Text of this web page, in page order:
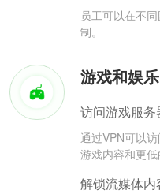
员工可以在不
制。
游戏和娱乐
访问游戏服务
通过VPN可以
游戏内容和更低
解锁流媒体内